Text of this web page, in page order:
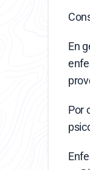
En
Por